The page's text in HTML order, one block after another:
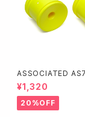
ASSOCIATED
Dトラックホイール
ー/12mmHEX】
¥1,320
20%OFF